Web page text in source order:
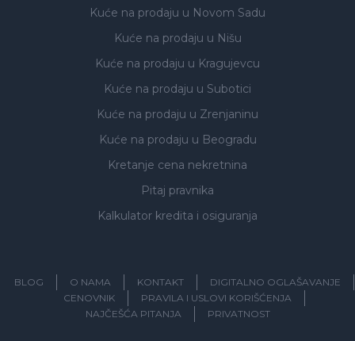
Kuće na prodaju u Novom Sadu
Kuće na prodaju u Nišu
Kuće na prodaju u Kragujevcu
Kuće na prodaju u Subotici
Kuće na prodaju u Zrenjaninu
Kuće na prodaju u Beogradu
Kretanje cena nekretnina
Pitaj pravnika
Kalkulator kredita i osiguranja
BLOG O NAMA KONTAKT
DIGITALNO OGLAŠAVANJE
CENOVNIK
PRAVILA I USLOVI KORIŠĆENJA
NAJČEŠĆA PITANJA
PRIVATNOST